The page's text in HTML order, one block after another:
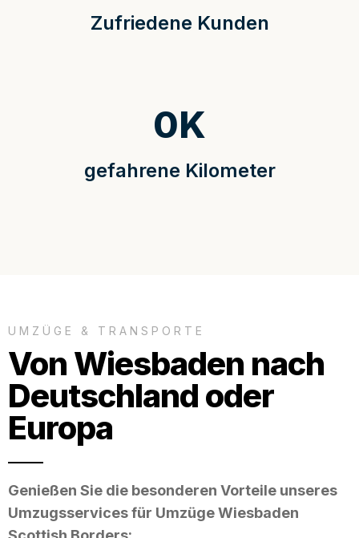
Zufriedene Kunden
gefahrene Kilometer
0K
UMZÜGE & TRANSPORTE
Von Wiesbaden nach
Deutschland oder
Europa
Genießen Sie die besonderen Vorteile unseres
Umzugsservices für Umzüge Wiesbaden